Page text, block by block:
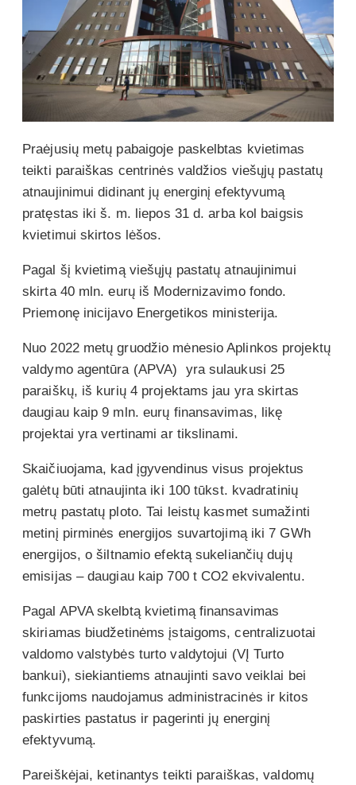
Praėjusių metų pabaigoje paskelbtas kvietimas
teikti paraiškas centrinės valdžios viešųjų pastatų
atnaujinimui didinant jų energinį efektyvumą
pratęstas iki š. m. liepos 31 d. arba kol baigsis
kvietimui skirtos lėšos.
Pagal šį kvietimą viešųjų pastatų atnaujinimui
skirta 40 mln. eurų iš Modernizavimo fondo.
Priemonę inicijavo Energetikos ministerija.
Nuo 2022 metų gruodžio mėnesio Aplinkos projektų
valdymo agentūra (APVA) yra sulaukusi 25
paraiškų, iš kurių 4 projektams jau yra skirtas
daugiau kaip 9 mln. eurų finansavimas, likę
projektai yra vertinami ar tikslinami.
Skaičiuojama, kad įgyvendinus visus projektus
galėtų būti atnaujinta iki 100 tūkst. kvadratinių
metrų pastatų ploto. Tai leistų kasmet sumažinti
metinį pirminės energijos suvartojimą iki 7 GWh
energijos, o šiltnamio efektą sukeliančių dujų
emisijas – daugiau kaip 700 t CO2 ekvivalentu.
Pagal APVA skelbtą kvietimą finansavimas
skiriamas biudžetinėms įstaigoms, centralizuotai
valdomo valstybės turto valdytojui (VĮ Turto
bankui), siekiantiems atnaujinti savo veiklai bei
funkcijoms naudojamus administracinės ir kitos
paskirties pastatus ir pagerinti jų energinį
efektyvumą.
Pareiškėjai, ketinantys teikti paraiškas, valdomų